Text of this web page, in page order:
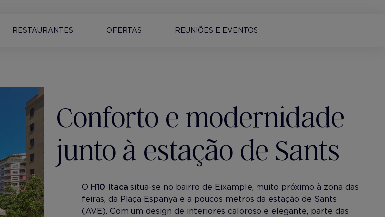
RESTAURANTES OFERTAS REUNIÕES E EVENTOS
Conforto e modernidade
junto à estação de Sants
O H10 Itaca situa-se no bairro de Eixample, muito próximo à zona das
feiras, da Plaça Espanya e a poucos metros da estação de Sants
(AVE). Com um design de interiores caloroso e elegante, parte das